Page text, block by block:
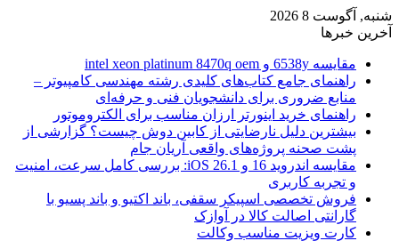
شنبه, آگوست 8 2026
آخرین خبرها
مقایسه 6538y و intel xeon platinum 8470q oem
راهنمای جامع کتاب‌های کلیدی رشته مهندسی کامپیوتر –
منابع ضروری برای دانشجویان فنی و حرفه‌ای
راهنمای خرید اینورتر ارزان مناسب برای الکتروموتور
بیشترین دلیل نارضایتی از کابین دوش چیست؟ گزارشی از
پشت صحنه پروژه‌های واقعی آریان جام
مقایسه اندروید 16 و iOS 26.1: بررسی کامل سرعت، امنیت
و تجربه کاربری
فروش تخصصی اسپیکر سقفی، باند اکتیو و باند پسیو با
گارانتی اصالت کالا در آوازک
کارت ویزیت مناسب وکالت